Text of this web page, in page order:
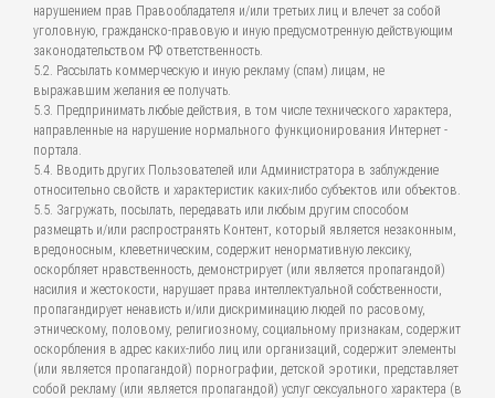
нарушением прав Правообладателя и/или третьих лиц и влечет за собой
уголовную, гражданско-правовую и иную предусмотренную действующим
законодательством РФ ответственность.
5.2. Рассылать коммерческую и иную рекламу (спам) лицам, не
выражавшим желания ее получать.
5.3. Предпринимать любые действия, в том числе технического характера,
направленные на нарушение нормального функционирования Интернет -
портала.
5.4. Вводить других Пользователей или Администратора в заблуждение
относительно свойств и характеристик каких-либо субъектов или объектов.
5.5. Загружать, посылать, передавать или любым другим способом
размещать и/или распространять Контент, который является незаконным,
вредоносным, клеветническим, содержит ненормативную лексику,
оскорбляет нравственность, демонстрирует (или является пропагандой)
насилия и жестокости, нарушает права интеллектуальной собственности,
пропагандирует ненависть и/или дискриминацию людей по расовому,
этническому, половому, религиозному, социальному признакам, содержит
оскорбления в адрес каких-либо лиц или организаций, содержит элементы
(или является пропагандой) порнографии, детской эротики, представляет
собой рекламу (или является пропагандой) услуг сексуального характера (в